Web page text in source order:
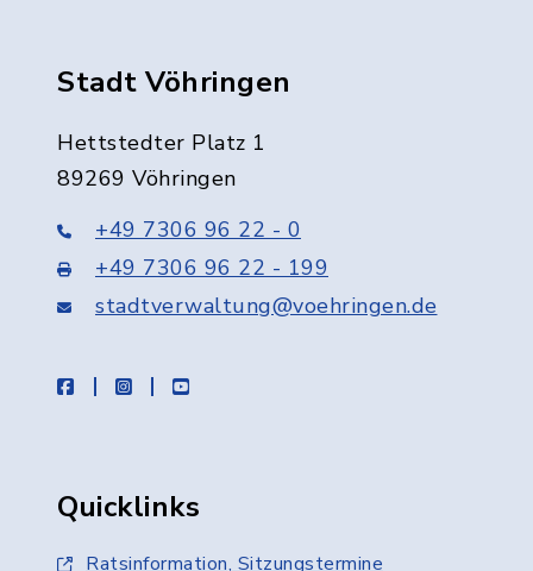
Stadt Vöhringen
Hettstedter Platz 1
89269 Vöhringen
+49 7306 96 22 - 0
+49 7306 96 22 - 199
stadtverwaltung@voehringen.de
facebookinstagramyoutube
Quicklinks
Ratsinformation, Sitzungstermine